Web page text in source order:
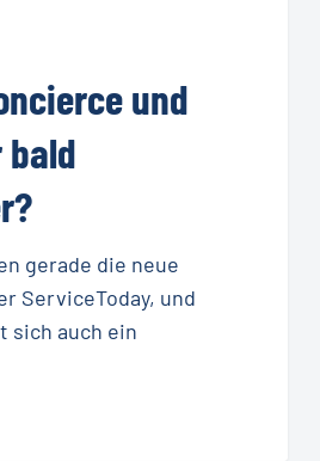
und
bald
gerade die neue
ServiceToday, und
sich auch ein